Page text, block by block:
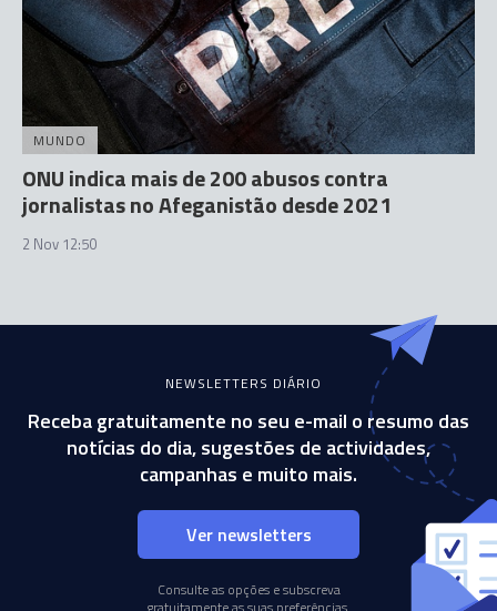
MUNDO
ONU indica mais de 200 abusos contra
jornalistas no Afeganistão desde 2021
2 Nov 12:50
NEWSLETTERS DIÁRIO
Receba gratuitamente no seu e-mail o resumo das
notícias do dia, sugestões de actividades,
campanhas e muito mais.
Ver newsletters
Consulte as opções e subscreva